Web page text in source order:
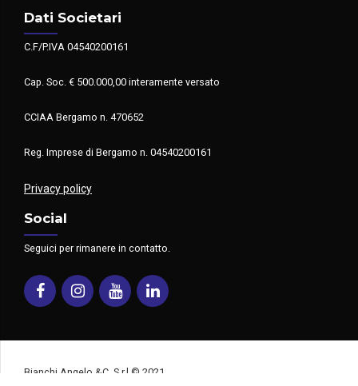
Dati Societari
C.F/P.IVA 04540200161
Cap. Soc. € 500.000,00 interamente versato
CCIAA Bergamo n. 470652
Reg. Imprese di Bergamo n. 04540200161
Privacy policy
Social
Seguici per rimanere in contatto.
FacebookInstagramYoutubeLinkedin
Bianchi Angelo &C. S.r.l © 2021